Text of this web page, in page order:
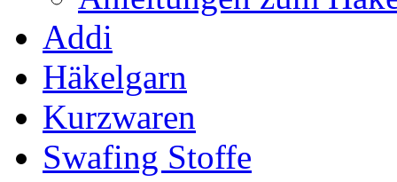
Addi
Häkelgarn
Kurzwaren
Swafing Stoffe